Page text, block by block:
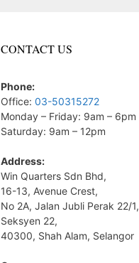
CONTACT US
Phone:
Office: 03-50315272
Monday – Friday: 9am – 6pm
Saturday: 9am – 12pm
Address:
Win Quarters Sdn Bhd,
16-13, Avenue Crest,
No 2A, Jalan Jubli Perak 22/1,
Seksyen 22,
40300, Shah Alam, Selangor